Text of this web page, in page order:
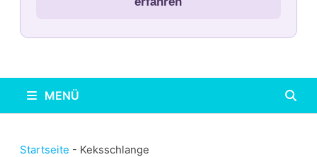
MENÜ
Startseite - Keksschlange